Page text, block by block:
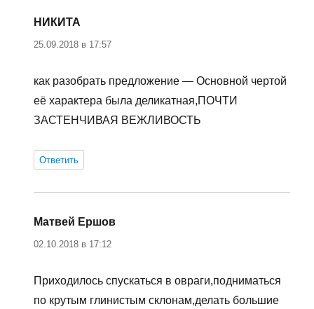
НИКИТА
25.09.2018 в 17:57
как разобрать предложение — Основной чертой
её характера была деликатная,ПОЧТИ
ЗАСТЕНЧИВАЯ ВЕЖЛИВОСТЬ
Ответить
Матвей Ершов
02.10.2018 в 17:12
Приходилось спускаться в овраги,подниматься
по крутым глинистым склонам,делать большие